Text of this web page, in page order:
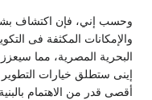
وحسب إني، فإن اكتشاف
والإمكانات المكثفة فى
البحرية المصرية، مما
إينى ستطلق خيارات التطوير
أقصى قدر من الاهتمام